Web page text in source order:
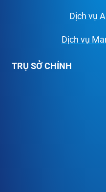
Dịch vụ
Dịch vụ
TRỤ SỞ CHÍNH